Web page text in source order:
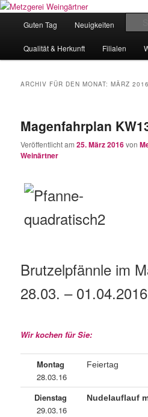
Zum
wechseln
Zum
wechselnMetzgerei
Eislingens leckere Adresse
Guten Tag Neuigkeiten
Qualität & Herkunft Filialen
ARCHIV FÜR DEN MONAT:MÄRZ 2016
Magenfahrplan
Veröffentlicht am25. März 2016von
Weinärtner
Brutzelpfännle im
28.03. – 01.04.2016
Wir kochen für Sie:
Montag
28.03.16
Feiertag
Dienstag
29.03.16
Nudelauflauf